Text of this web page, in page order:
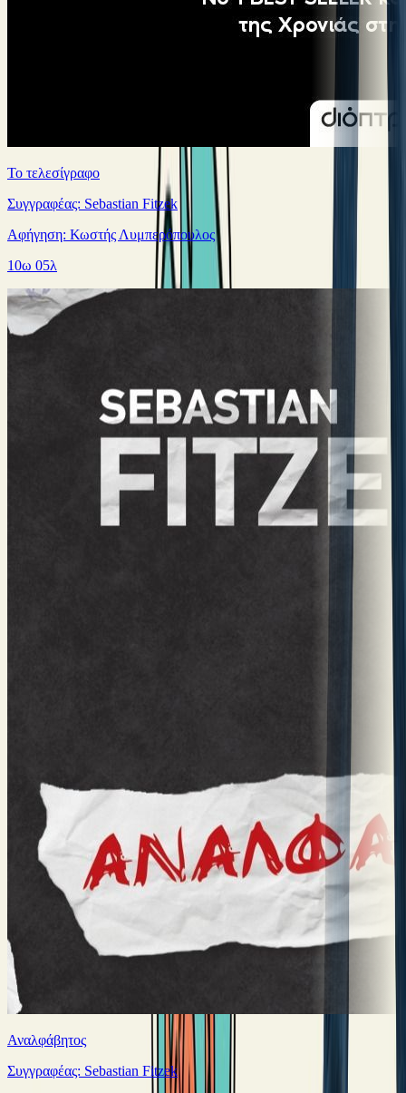
Το τελεσίγραφο
Συγγραφέας: Sebastian Fitzek
Αφήγηση: Κωστής Λυμπερόπουλος
10ω 05λ
Αναλφάβητος
Συγγραφέας: Sebastian Fitzek